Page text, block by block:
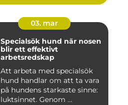
03. mar
Specialsök hund när nosen
blir ett effektivt
arbetsredskap
Att arbeta med specialsök
hund handlar om att ta vara
på hundens starkaste sinne:
luktsinnet. Genom ...